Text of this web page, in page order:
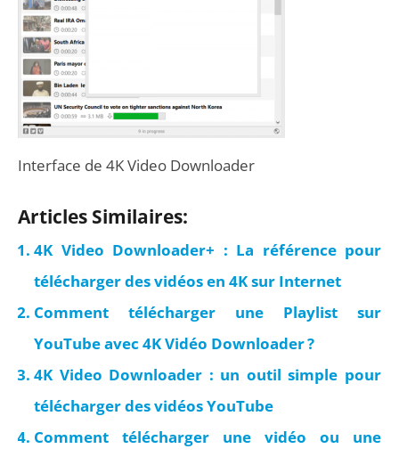
Interface de 4K Video Downloader
Articles Similaires:
4K Video Downloader+ : La référence pour
télécharger des vidéos en 4K sur Internet
Comment télécharger une Playlist sur
YouTube avec 4K Vidéo Downloader ?
4K Video Downloader : un outil simple pour
télécharger des vidéos YouTube
Comment télécharger une vidéo ou une